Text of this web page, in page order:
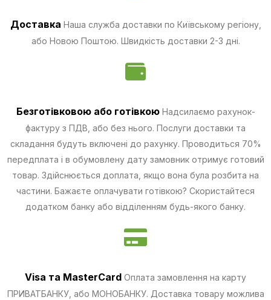
Доставка Наша служба доставки по Київському регіону,
або Новою Поштою. Швидкість доставки 2-3 дні.
Безготівковою або готівкою Надсилаємо рахунок-
фактуру з ПДВ, або без нього. Послуги доставки та
складання будуть включені до рахунку. Проводиться 70%
передплата і в обумовлену дату замовник отримує готовий
товар. Здійснюється доплата, якщо вона була розбита на
частини. Бажаєте оплачувати готівкою? Скористайтеся
додатком банку або відділенням будь-якого банку.
Visa та MasterCard Оплата замовлення на карту
ПРИВАТБАНКУ, або МОНОБАНКУ. Доставка товару можлива